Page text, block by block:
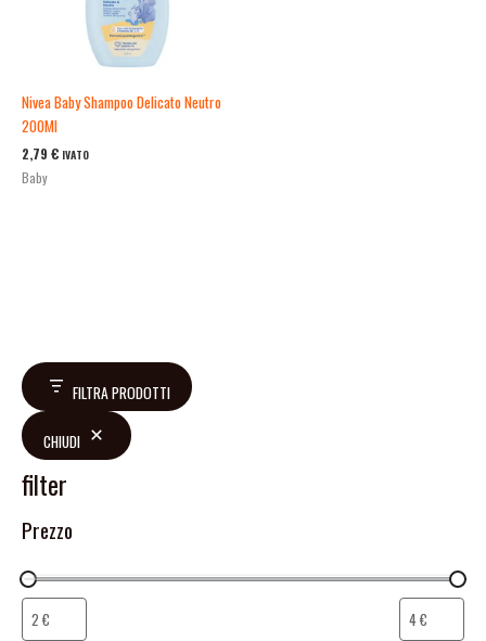
FILTRA PRODOTTI
CHIUDI
filter
Prezzo
Nivea Baby Shampoo Delicato Neutro
200Ml
2,79 € IVATO
Baby